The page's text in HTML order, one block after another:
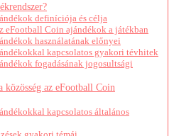
definíciója és célja
eFootball Coin ajándékok a játékban
használatának előnyei
kapcsolatos gyakori tévhitek
fogadásának jogosultsági
közösség az eFootball Coin
kapcsolatos általános